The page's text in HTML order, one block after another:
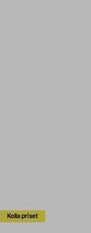
Kolla priset